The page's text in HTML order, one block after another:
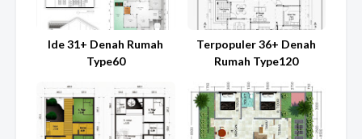
Ide 31+ Denah Rumah
Type60
Terpopuler 36+ Denah
Rumah Type120